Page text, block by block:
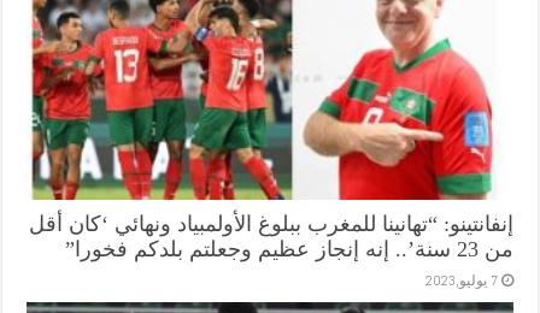
إنفانتينو: “تهانينا للمغرب ببلوغ الأولمبياد ونهائي ‘كان أقل
من 23 سنة’.. إنه إنجاز عظيم وجعلتم بلدكم فخورا”
7 يوليو,2023